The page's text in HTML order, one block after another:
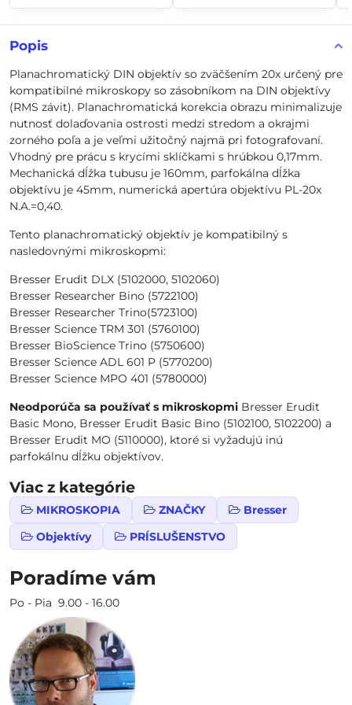
Popis
Planachromatický DIN objektív so zväčšením 20x určený pre
kompatibilné mikroskopy so zásobníkom na DIN objektívy
(RMS závit). Planachromatická korekcia obrazu minimalizuje
nutnosť dolaďovania ostrosti medzi stredom a okrajmi
zorného poľa a je veľmi užitočný najmä pri fotografovaní.
Vhodný pre prácu s krycími sklíčkami s hrúbkou 0,17mm.
Mechanická dĺžka tubusu je 160mm, parfokálna dĺžka
objektívu je 45mm, numerická apertúra objektívu PL-20x
N.A.=0,40.
Tento planachromatický objektív je kompatibilný s
nasledovnými mikroskopmi:
Bresser Erudit DLX (5102000, 5102060)
Bresser Researcher Bino (5722100)
Bresser Researcher Trino(5723100)
Bresser Science TRM 301 (5760100)
Bresser BioScience Trino (5750600)
Bresser Science ADL 601 P (5770200)
Bresser Science MPO 401 (5780000)
Neodporúča sa používať s mikroskopmi Bresser Erudit
Basic Mono, Bresser Erudit Basic Bino (5102100, 5102200) a
Bresser Erudit MO (5110000), ktoré si vyžadujú inú
parfokálnu dĺžku objektívov.
Viac z kategórie
MIKROSKOPIA ZNAČKY
Bresser
Objektívy
PRÍSLUŠENSTVO
Poradíme vám
Po - Pia 9.00 - 16.00